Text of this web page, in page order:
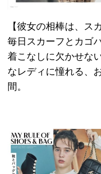
【彼女の相棒は、
毎日スカーフとカゴ
着こなしに欠かせな
なレディに憧れる、
間。